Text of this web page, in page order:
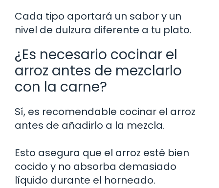
Cada tipo aportará un sabor y un
nivel de dulzura diferente a tu plato.
¿Es necesario cocinar el
arroz antes de mezclarlo
con la carne?
Sí, es recomendable cocinar el arroz
antes de añadirlo a la mezcla.
Esto asegura que el arroz esté bien
cocido y no absorba demasiado
líquido durante el horneado.